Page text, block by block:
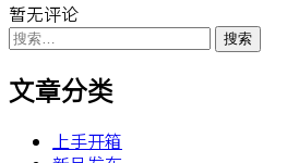
暂无评论
搜
索：
文章分类
上手开箱